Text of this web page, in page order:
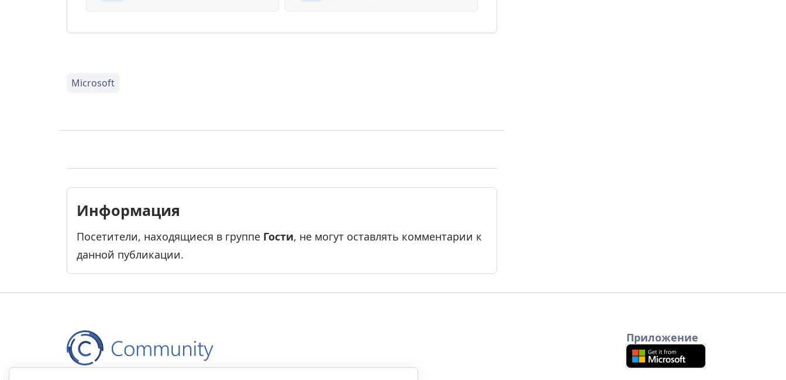
Информация
Посетители, находящиеся в группе Гости, не могут оставлять комментарии к
данной публикации.
Приложение